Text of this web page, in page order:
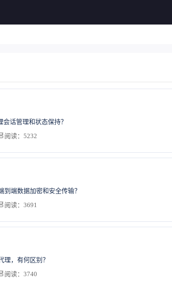
话管理和状态保持？
阅读：5232
到端数据加密和安全传输？
阅读：3691
理，有何区别？
阅读：3740